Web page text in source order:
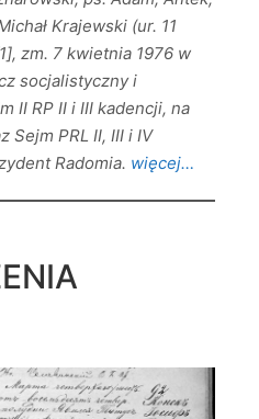
Krajewski (ur. 11
zm. 7 kwietnia 1976 w
socjalistyczny i
II RP II i III kadencji, na
Sejm PRL II, III i IV
Radomia. więcej…